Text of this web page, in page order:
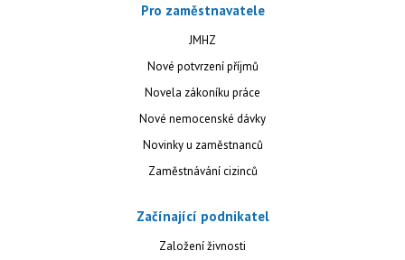
Pro zaměstnavatele
JMHZ
Nové potvrzení příjmů
Novela zákoníku práce
Nové nemocenské dávky
Novinky u zaměstnanců
Zaměstnávání cizinců
Začínající podnikatel
Založení živnosti